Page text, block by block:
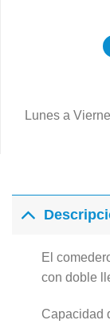
Lunes a
El
con doble
Capacidad